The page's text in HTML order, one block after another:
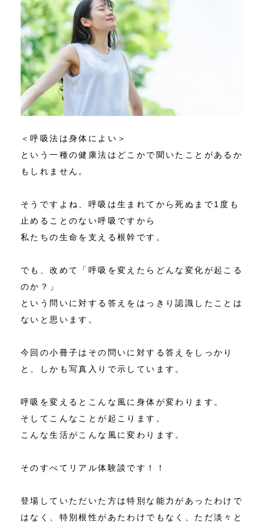
＜呼吸法は身体によい＞
という一種の健康法はどこかで聞いたことがあるか
もしれません。
そうですよね、呼吸は生まれてから死ぬまで1度も
止めることのない呼吸ですから
私たちの生命を支える根幹です。
でも、改めて「呼吸を変えたらどんな変化が起こる
のか？」
という問いに対する答えをはっきり認識したことは
ないと思います。
今回の小冊子はその問いに対する答えをしっかり
と、しかも写真入りで示しています。
呼吸を変えるとこんな風に身体が変わります。
そしてこんなことが起こります。
こんな生活がこんな風に変わります。
そのすべてリアル体験談です！！
登場していただいた方は特別な能力があったわけで
はなく、特別根性があたわけでもなく、ただ淡々と